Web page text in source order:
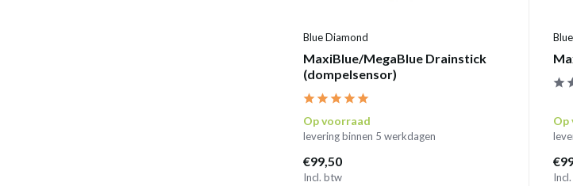
Blue Diamond
MaxiBlue/MegaBlue Drainstick
(dompelsensor)
Op voorraad
levering binnen 5 werkdagen
€99,50
Incl. btw
Op